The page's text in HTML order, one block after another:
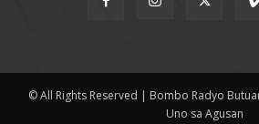
© All Rights Reserved | Bombo Radyo
Uno sa Agusan